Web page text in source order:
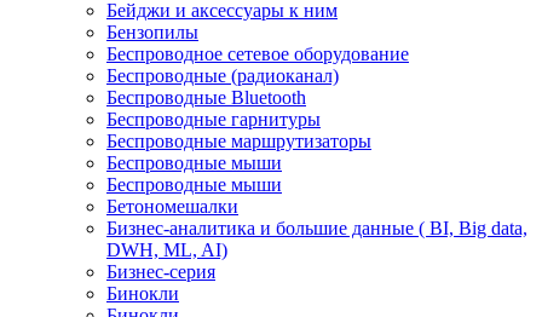
Бейджи и аксесcуары к ним
Бензопилы
Беспроводное сетевое оборудование
Беспроводные (радиоканал)
Беспроводные Bluetooth
Беспроводные гарнитуры
Беспроводные маршрутизаторы
Беспроводные мыши
Беспроводные мыши
Бетономешалки
Бизнес-аналитика и большие данные ( BI, Big data,
DWH, ML, AI)
Бизнес-серия
Бинокли